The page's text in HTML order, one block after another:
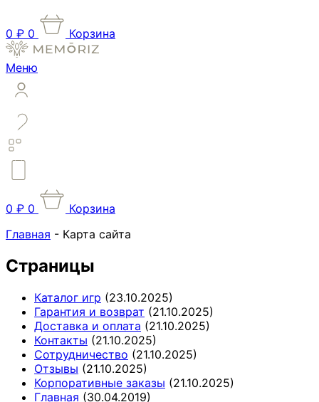
0 ₽ 0 Корзина
Меню
0 ₽ 0
Корзина
Главная - Карта сайта
Страницы
Каталог игр (23.10.2025)
Гарантия и возврат (21.10.2025)
Доставка и оплата (21.10.2025)
Контакты (21.10.2025)
Сотрудничество (21.10.2025)
Отзывы (21.10.2025)
Корпоративные заказы (21.10.2025)
Главная (30.04.2019)